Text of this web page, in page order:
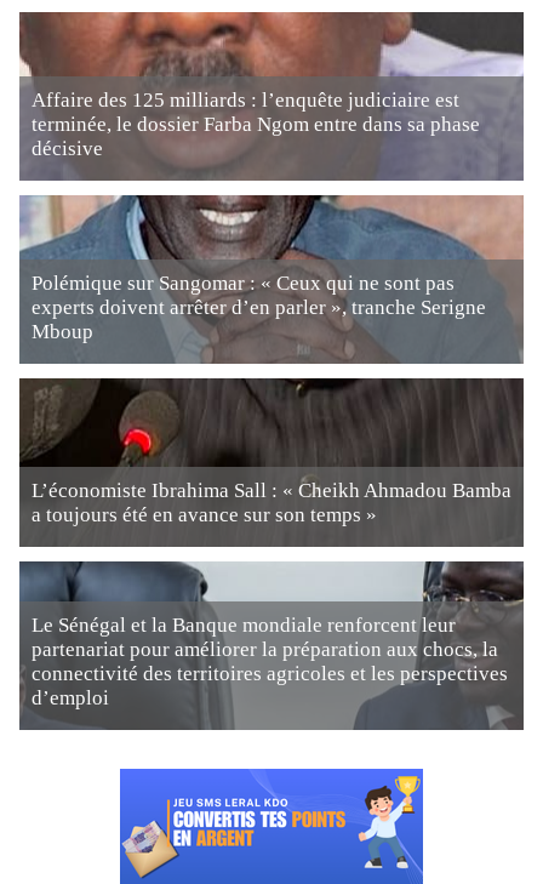
Affaire des 125 milliards : l’enquête judiciaire est
terminée, le dossier Farba Ngom entre dans sa phase
décisive
Polémique sur Sangomar : « Ceux qui ne sont pas
experts doivent arrêter d’en parler », tranche Serigne
Mboup
L’économiste Ibrahima Sall : « Cheikh Ahmadou Bamba
a toujours été en avance sur son temps »
Le Sénégal et la Banque mondiale renforcent leur
partenariat pour améliorer la préparation aux chocs, la
connectivité des territoires agricoles et les perspectives
d’emploi